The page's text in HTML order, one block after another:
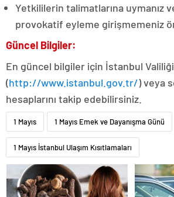
Yetkililerin talimatlarına uymanız
provokatif eyleme girişmemeniz
Güncel Bilgiler:
En güncel bilgiler için İstanbul
(http://www.istanbul.gov.tr/) veya
hesaplarını takip edebilirsiniz.
1 Mayıs 1 Mayıs Emek ve Dayanışma Günü
1 Mayıs İstanbul Ulaşım Kısıtlamaları